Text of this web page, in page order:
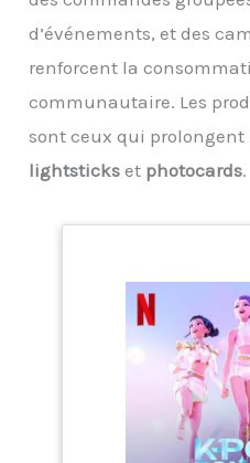
d’événements, et des
renforcent la
communautaire. Les
sont ceux qui
lightsticks et photocards.